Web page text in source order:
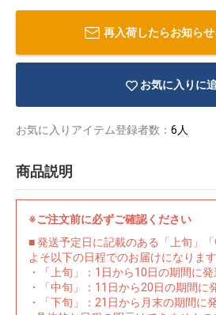
再入荷したらお知ら
お気に入りに
お気に入りアイテム登録者数： 6人
商品説明
※ご注文前に必ずご確認ください
■ 発送予定日に記載のある「上旬」
よそ以下の日程でのお届けになります
・「上旬」：1日から10日の期間に
・「中旬」：11日から20日の期間に
・「下旬」：21日から月末の期間に